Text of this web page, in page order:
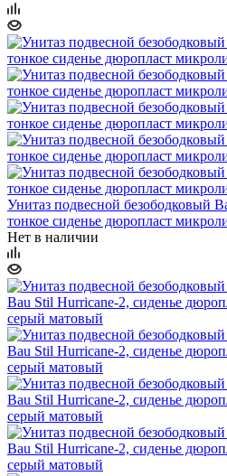
Унитаз подвесной безободковый
тонкое сиденье дюропласт
Нет в наличии